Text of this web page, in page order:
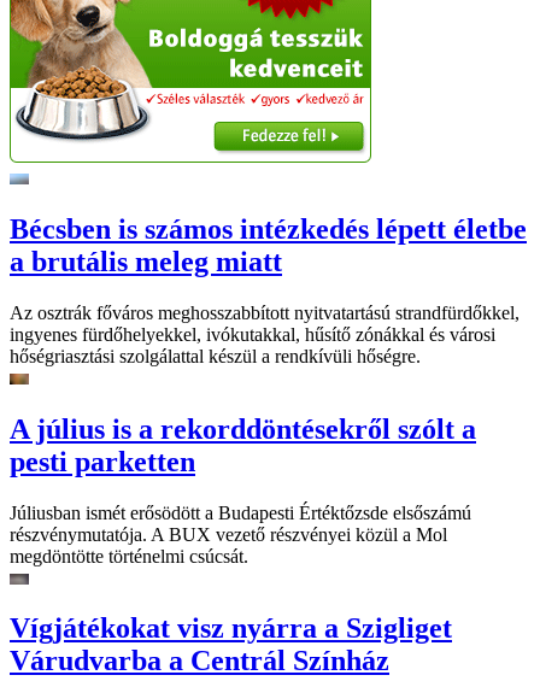
Bécsben is számos intézkedés lépett életbe
a brutális meleg miatt
Az osztrák főváros meghosszabbított nyitvatartású strandfürdőkkel,
ingyenes fürdőhelyekkel, ivókutakkal, hűsítő zónákkal és városi
hőségriasztási szolgálattal készül a rendkívüli hőségre.
A július is a rekorddöntésekről szólt a
pesti parketten
Júliusban ismét erősödött a Budapesti Értéktőzsde elsőszámú
részvénymutatója. A BUX vezető részvényei közül a Mol
megdöntötte történelmi csúcsát.
Vígjátékokat visz nyárra a Szigliget
Várudvarba a Centrál Színház